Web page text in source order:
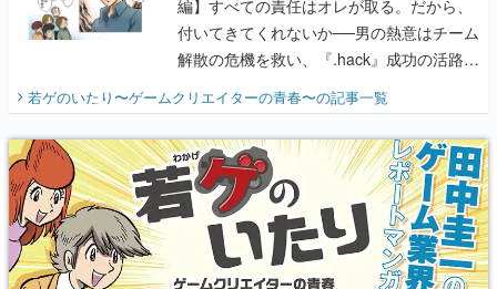
編】すべての責任はオレが取る。だから、
付いてきてくれないか──男の熱意はチーム
解散の危機を救い、『.hack』成功の活路を
開く。業界の快男児・松山 洋に流れる血は
『少年ジャンプ』色だった【若ゲのいた
り】
若ゲのいたり〜ゲームクリエイターの青春〜の記事一覧